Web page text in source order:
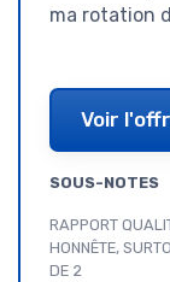
ma rotation
Voir
SOUS-NOTES
RAPPORT
HONNÊTE,
DE 2